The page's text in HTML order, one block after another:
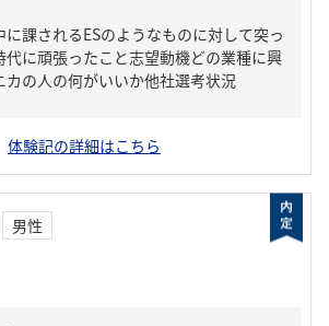
課されるESのようなものに対して突っ
代に頑張ったこと志望動機どの業種に興
カの人の何がいいか他社選考状況
体験記の詳細はこちら
男性